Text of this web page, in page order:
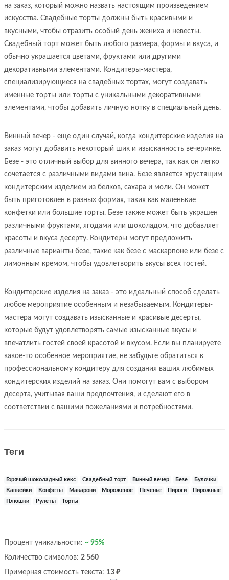
на заказ, который можно назвать настоящим произведением
искусства. Свадебные торты должны быть красивыми и
вкусными, чтобы отразить особый день жениха и невесты.
Свадебный торт может быть любого размера, формы и вкуса, и
обычно украшается цветами, фруктами или другими
декоративными элементами. Кондитеры-мастера,
специализирующиеся на свадебных тортах, могут создавать
именные торты или торты с уникальными декоративными
элементами, чтобы добавить личную нотку в специальный день.
Винный вечер - еще один случай, когда кондитерские изделия на
заказ могут добавить некоторый шик и изысканность вечеринке.
Безе - это отличный выбор для винного вечера, так как он легко
сочетается с различными видами вина. Безе является хрустящим
кондитерским изделием из белков, сахара и моли. Он может
быть приготовлен в разных формах, таких как маленькие
конфетки или большие торты. Безе также может быть украшен
различными фруктами, ягодами или шоколадом, что добавляет
красоты и вкуса десерту. Кондитеры могут предложить
различные варианты безе, такие как безе с маскарпоне или безе с
лимонным кремом, чтобы удовлетворить вкусы всех гостей.
Кондитерские изделия на заказ - это идеальный способ сделать
любое мероприятие особенным и незабываемым. Кондитеры-
мастера могут создавать изысканные и красивые десерты,
которые будут удовлетворять самые изысканные вкусы и
впечатлить гостей своей красотой и вкусом. Если вы планируете
какое-то особенное мероприятие, не забудьте обратиться к
профессиональному кондитеру для создания ваших любимых
кондитерских изделий на заказ. Они помогут вам с выбором
десерта, учитывая ваши предпочтения, и сделают его в
соответствии с вашими пожеланиями и потребностями.
Теги
Горячий шоколадный кекс Свадебный торт Винный вечер Безе Булочки
Капкейки Конфеты Макарони Мороженое Печенье Пироги Пирожные
Плюшки Рулеты Торты
Процент уникальности: ~ 95%
Количество символов: 2 560
Примерная стоимость текста: 13 ₽